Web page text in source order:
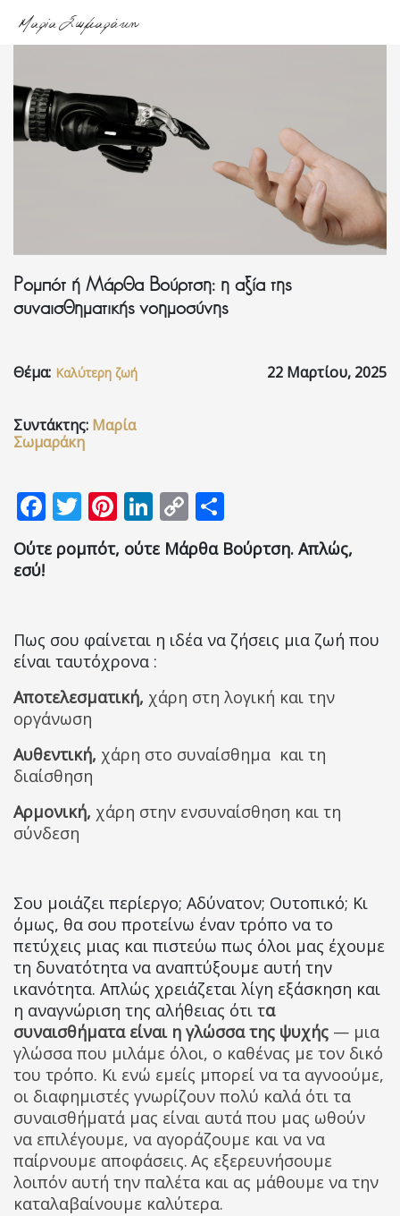
Μαρία Σωμαράκη
About
Podcasts
Blog
Επικοινωνία
Ρομπότ ή Μάρθα Βούρτση: η αξία της
συναισθηματικής νοημοσύνης
Θέμα: Καλύτερη ζωή
Συντάκτης: Μαρία
Σωμαράκη
22 Μαρτίου, 2025
Facebook
TwitterPinterest
LinkedIn
Copy
Link
Ούτε ρομπότ, ούτε Μάρθα Βούρτση. Απλώς,
εσύ!
Πως σου φαίνεται η ιδέα να ζήσεις μια ζωή που
είναι ταυτόχρονα :
Αποτελεσματική, χάρη στη λογική και την
οργάνωση
Αυθεντική, χάρη στο συναίσθημα και τη
διαίσθηση
Αρμονική, χάρη στην ενσυναίσθηση και τη
σύνδεση
Σου μοιάζει περίεργο; Αδύνατον; Ουτοπικό; Κι
όμως, θα σου προτείνω έναν τρόπο να το
πετύχεις μιας και πιστεύω πως όλοι μας έχουμε
τη δυνατότητα να αναπτύξουμε αυτή την
ικανότητα. Απλώς χρειάζεται λίγη εξάσκηση και
η αναγνώριση της αλήθειας ότι τα
συναισθήματα είναι η γλώσσα της ψυχής — μια
γλώσσα που μιλάμε όλοι, ο καθένας με τον δικό
του τρόπο. Κι ενώ εμείς μπορεί να τα αγνοούμε,
οι διαφημιστές γνωρίζουν πολύ καλά ότι τα
συναισθήματά μας είναι αυτά που μας ωθούν
να επιλέγουμε, να αγοράζουμε και να να
παίρνουμε αποφάσεις. Ας εξερευνήσουμε
λοιπόν αυτή την παλέτα και ας μάθουμε να την
καταλαβαίνουμε καλύτερα.